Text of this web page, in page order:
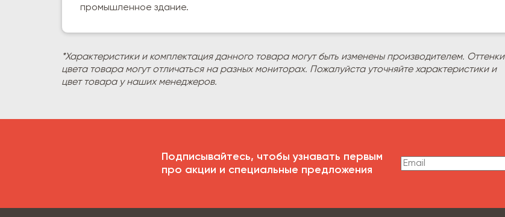
промышленное здание.
*Характеристики и комплектация данного товара могут быть изменены производителем. Оттенки
цвета товара могут отличаться на разных мониторах. Пожалуйста уточняйте характеристики и
цвет товара у наших менеджеров.
Подписывайтесь, чтобы узнавать первым
про акции и специальные предложения